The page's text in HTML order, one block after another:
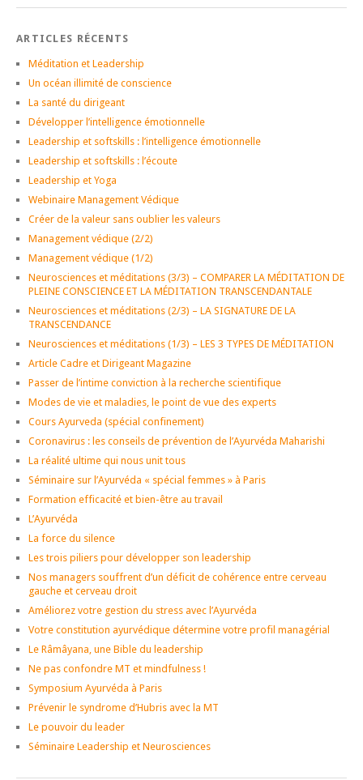
ARTICLES RÉCENTS
Méditation et Leadership
Un océan illimité de conscience
La santé du dirigeant
Développer l’intelligence émotionnelle
Leadership et softskills : l’intelligence émotionnelle
Leadership et softskills : l’écoute
Leadership et Yoga
Webinaire Management Védique
Créer de la valeur sans oublier les valeurs
Management védique (2/2)
Management védique (1/2)
Neurosciences et méditations (3/3) – COMPARER LA MÉDITATION DE
PLEINE CONSCIENCE ET LA MÉDITATION TRANSCENDANTALE
Neurosciences et méditations (2/3) – LA SIGNATURE DE LA
TRANSCENDANCE
Neurosciences et méditations (1/3) – LES 3 TYPES DE MÉDITATION
Article Cadre et Dirigeant Magazine
Passer de l’intime conviction à la recherche scientifique
Modes de vie et maladies, le point de vue des experts
Cours Ayurveda (spécial confinement)
Coronavirus : les conseils de prévention de l’Ayurvéda Maharishi
La réalité ultime qui nous unit tous
Séminaire sur l’Ayurvéda « spécial femmes » à Paris
Formation efficacité et bien-être au travail
L’Ayurvéda
La force du silence
Les trois piliers pour développer son leadership
Nos managers souffrent d’un déficit de cohérence entre cerveau
gauche et cerveau droit
Améliorez votre gestion du stress avec l’Ayurvéda
Votre constitution ayurvédique détermine votre profil managérial
Le Râmâyana, une Bible du leadership
Ne pas confondre MT et mindfulness !
Symposium Ayurvéda à Paris
Prévenir le syndrome d’Hubris avec la MT
Le pouvoir du leader
Séminaire Leadership et Neurosciences